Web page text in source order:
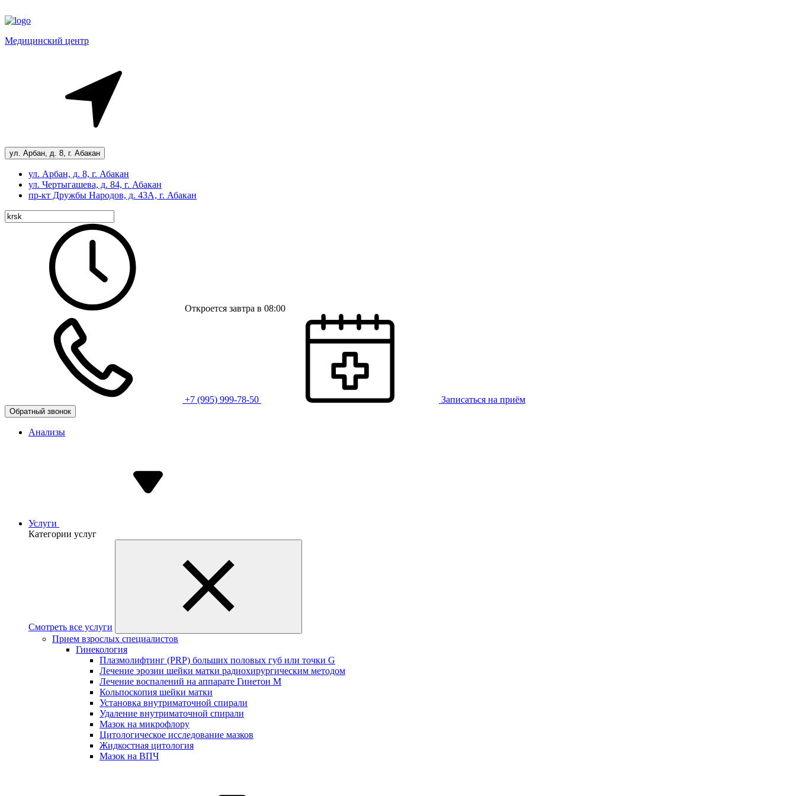
Медицинский центр
ул. Арбан, д. 8, г. Абакан
ул. Арбан, д. 8, г. Абакан
ул. Чертыгашева, д. 84, г. Абакан
пр-кт Дружбы Народов, д. 43А, г. Абакан
Откроется завтра в 08:00
+7 (995) 999-78-50 Записаться на приём
Обратный звонок
Анализы
Услуги
Категории услуг
Смотреть все услуги
Прием взрослых специалистов
Гинекология
Плазмолифтинг (PRP) больших половых губ или точки G
Лечение эрозии шейки матки радиохирургическим методом
Лечение воспалений на аппарате Гинетон М
Кольпоскопия шейки матки
Установка внутриматочной спирали
Удаление внутриматочной спирали
Мазок на микрофлору
Цитологическое исследование мазков
Жидкостная цитология
Мазок на ВПЧ